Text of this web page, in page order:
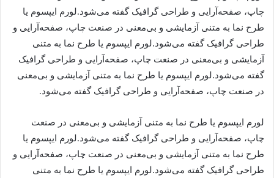
چاپ، صفحه‌آرایی و طراحی گرافیک گفته می‌شود.لورم ایپسوم یا
طرح‌ نما به متنی آزمایشی و بی‌معنی در صنعت چاپ، صفحه‌آرایی و
طراحی گرافیک گفته می‌شود.لورم ایپسوم یا طرح‌ نما به متنی
آزمایشی و بی‌معنی در صنعت چاپ، صفحه‌آرایی و طراحی گرافیک
گفته می‌شود.لورم ایپسوم یا طرح‌ نما به متنی آزمایشی و بی‌معنی
در صنعت چاپ، صفحه‌آرایی و طراحی گرافیک گفته می‌شود.
لورم ایپسوم یا طرح‌ نما به متنی آزمایشی و بی‌معنی در صنعت
چاپ، صفحه‌آرایی و طراحی گرافیک گفته می‌شود.لورم ایپسوم یا
طرح‌ نما به متنی آزمایشی و بی‌معنی در صنعت چاپ، صفحه‌آرایی و
طراحی گرافیک گفته می‌شود.لورم ایپسوم یا طرح‌ نما به متنی